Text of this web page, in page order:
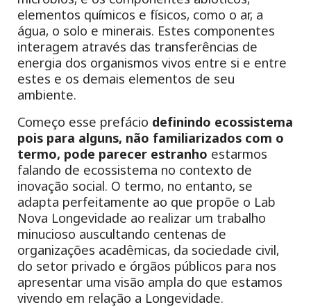
elementos químicos e físicos, como o ar, a
água, o solo e minerais. Estes componentes
interagem através das transferências de
energia dos organismos vivos entre si e entre
estes e os demais elementos de seu
ambiente.
Começo esse prefácio definindo ecossistema
pois para alguns, não familiarizados com o
termo, pode parecer estranho estarmos
falando de ecossistema no contexto de
inovação social. O termo, no entanto, se
adapta perfeitamente ao que propõe o Lab
Nova Longevidade ao realizar um trabalho
minucioso auscultando centenas de
organizações acadêmicas, da sociedade civil,
do setor privado e órgãos públicos para nos
apresentar uma visão ampla do que estamos
vivendo em relação a Longevidade.